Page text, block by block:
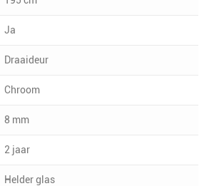
Ja
Draaideur
Chroom
8 mm
2 jaar
Helder glas